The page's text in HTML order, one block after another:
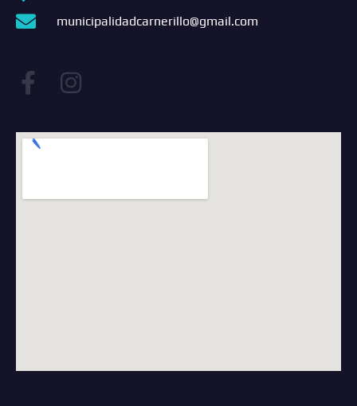
municipalidadcarnerillo@gmail.com